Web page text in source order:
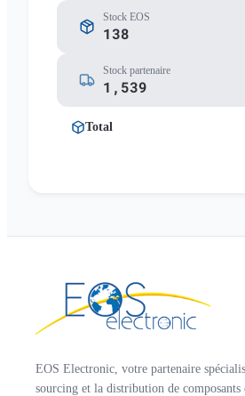
Stock EOS
138
Stock partenaire
1,539
Total
EOS Electronic, votre partenaire
sourcing et la distribution de composants